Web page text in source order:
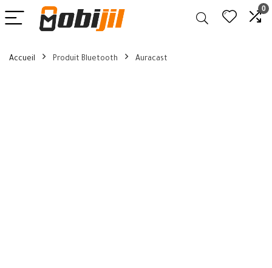
0
Accueil Produit Bluetooth Auracast